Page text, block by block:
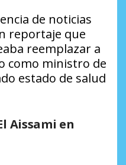
de noticias
reportaje que
reemplazar a
como ministro de
estado de salud
Aissami en